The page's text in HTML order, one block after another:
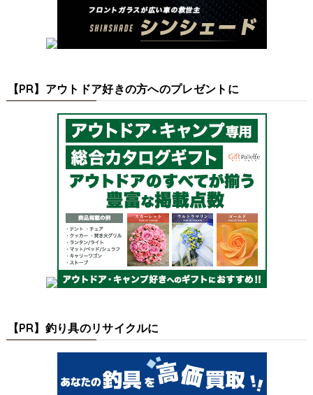
【PR】アウトドア好きの方へのプレゼントに
【PR】釣り具のリサイクルに